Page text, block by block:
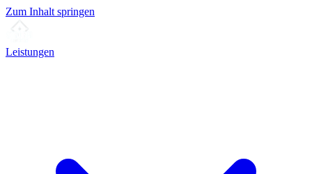
Zum Inhalt springen
Leistungen